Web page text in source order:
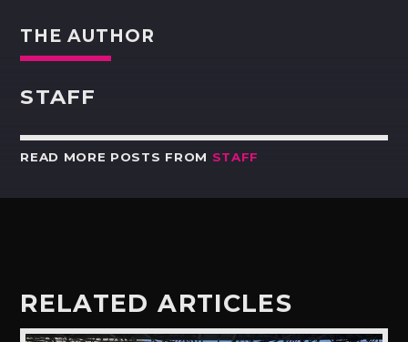
THE AUTHOR
STAFF
READ MORE POSTS FROM STAFF
RELATED ARTICLES